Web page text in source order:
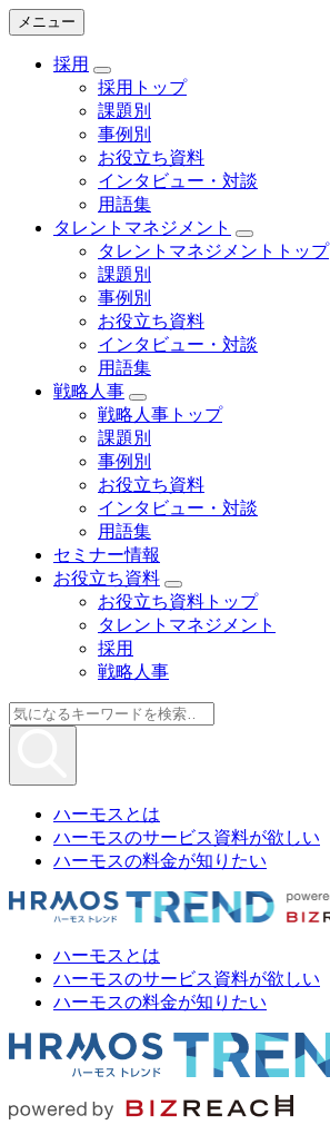
メニュー
採用
採用トップ
課題別
事例別
お役立ち資料
インタビュー・対談
用語集
タレントマネジメント
タレントマネジメントトップ
課題別
事例別
お役立ち資料
インタビュー・対談
用語集
戦略人事
戦略人事トップ
課題別
事例別
お役立ち資料
インタビュー・対談
用語集
セミナー情報
お役立ち資料
お役立ち資料トップ
タレントマネジメント
採用
戦略人事
ハーモスとは
ハーモスのサービス資料が欲しい
ハーモスの料金が知りたい
ハーモスとは
ハーモスのサービス資料が欲しい
ハーモスの料金が知りたい